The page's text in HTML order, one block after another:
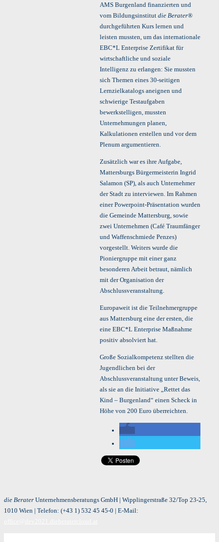
AMS Burgenland finanzierten und
vom Bildungsinstitut die Berater®
durchgeführten Kurs lernen und
leisten mussten, um das internationale
EBC*L Enterprise Zertifikat für
wirtschaftliche und soziale
Intelligenz zu erlangen: Sie mussten
sich Themen eines 30-seitigen
Lernzielkatalogs aneignen und
schwierige Testaufgaben
bewerkstelligen, mussten
Unternehmungen planen,
Kalkulationen erstellen und vor dem
Plenum argumentieren.
Zusätzlich war es ihre Aufgabe,
Mattersburgs Bürgermeisterin Ingrid
Salamon (SP), als auch Unternehmer
der Stadt zu interviewen. Im Rahmen
einer Powerpoint-Präsentation wurden
die Gemeinde Mattersburg, sowie
zwei Unternehmen (Café Traumfänger
und Waffenschmiede Penzes)
vorgestellt. Weiters wurde die
Pioniergruppe mit einer ganz
besonderen Arbeit betraut, nämlich
mit der Organisation der
Abschlussveranstaltung.
Europaweit ist die Teilnehmergruppe
aus Mattersburg eine der ersten, die
eine EBC*L Enterprise Maßnahme
positiv absolviert hat.
Große Sozialkompetenz stellten die
Jugendlichen bei der
Abschlussveranstaltung unter Beweis,
als sie an die Initiative „Rettet das
Kind – Burgenland“ einen Scheck in
Höhe von 200 Euro überreichten.
die Berater Unternehmensberatungs GmbH | Wipplingerstraße 32/Top 23-25,
1010 Wien | Telefon: (+43 1) 532 45 45-0 | E-Mail: